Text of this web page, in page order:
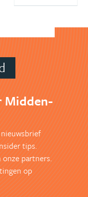
Midden-
tips.
onze partners.
op